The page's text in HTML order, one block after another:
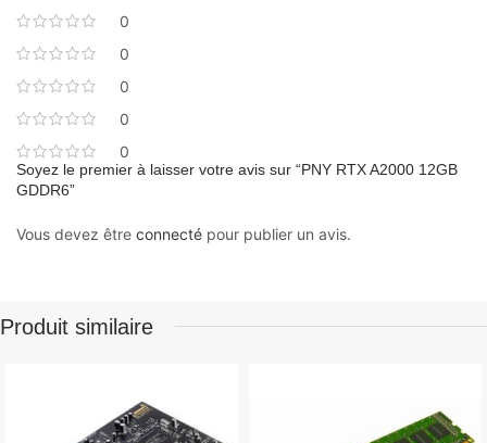
0
0
0
0
0
Soyez le premier à laisser votre avis sur “PNY RTX A2000 12GB
GDDR6”
Vous devez être connecté pour publier un avis.
Produit similaire